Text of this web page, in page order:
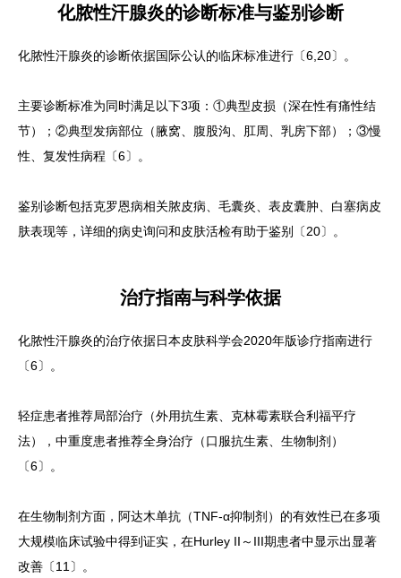
化脓性汗腺炎的诊断标准与鉴别诊断
化脓性汗腺炎的诊断依据国际公认的临床标准进行〔6,20〕。
主要诊断标准为同时满足以下3项：①典型皮损（深在性有痛性结
节）；②典型发病部位（腋窝、腹股沟、肛周、乳房下部）；③慢
性、复发性病程〔6〕。
鉴别诊断包括克罗恩病相关脓皮病、毛囊炎、表皮囊肿、白塞病皮
肤表现等，详细的病史询问和皮肤活检有助于鉴别〔20〕。
治疗指南与科学依据
化脓性汗腺炎的治疗依据日本皮肤科学会2020年版诊疗指南进行
〔6〕。
轻症患者推荐局部治疗（外用抗生素、克林霉素联合利福平疗
法），中重度患者推荐全身治疗（口服抗生素、生物制剂）
〔6〕。
在生物制剂方面，阿达木单抗（TNF-α抑制剂）的有效性已在多项
大规模临床试验中得到证实，在Hurley II～III期患者中显示出显著
改善〔11〕。